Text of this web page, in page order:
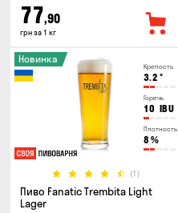
77,90
грн за 1 кг
Крепость
3.2 °
Горечь
10 IBU
Плотность
8 %
(1)
Новинка
Пиво Fanatic Trembita Light
Lager